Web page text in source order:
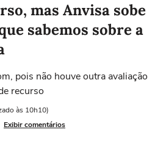
mas Anvisa sobe
sabemos sobre a
pois não houve outra avaliação
recurso
às 10h10)
Exibir comentários